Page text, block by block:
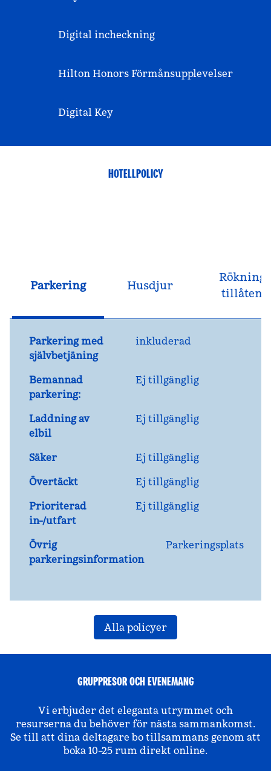
Digital incheckning
Hilton Honors Förmånsupplevelser
Digital Key
HOTELLPOLICY
Parkering Husdjur
Rökning
tillåten
Parkering med
självbetjäning
inkluderad
Bemannad
parkering:
Ej tillgänglig
Laddning av
elbil
Ej tillgänglig
Säker
Ej tillgänglig
Övertäckt
Ej tillgänglig
Prioriterad
in-/utfart
Ej tillgänglig
Övrig
parkeringsinformation
Parkeringsplats
Alla policyer
GRUPPRESOR OCH EVENEMANG
Vi erbjuder det eleganta utrymmet och
resurserna du behöver för nästa sammankomst.
Se till att dina deltagare bo tillsammans genom att
boka 10–25 rum direkt online.